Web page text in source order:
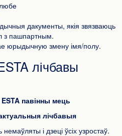
дакументы, якія звязваюць
з пашпартным.
юрыдычную змену імя/полу.
лічбавы
павінны мець
лічбавыя
і дзеці ўсіх узростаў.